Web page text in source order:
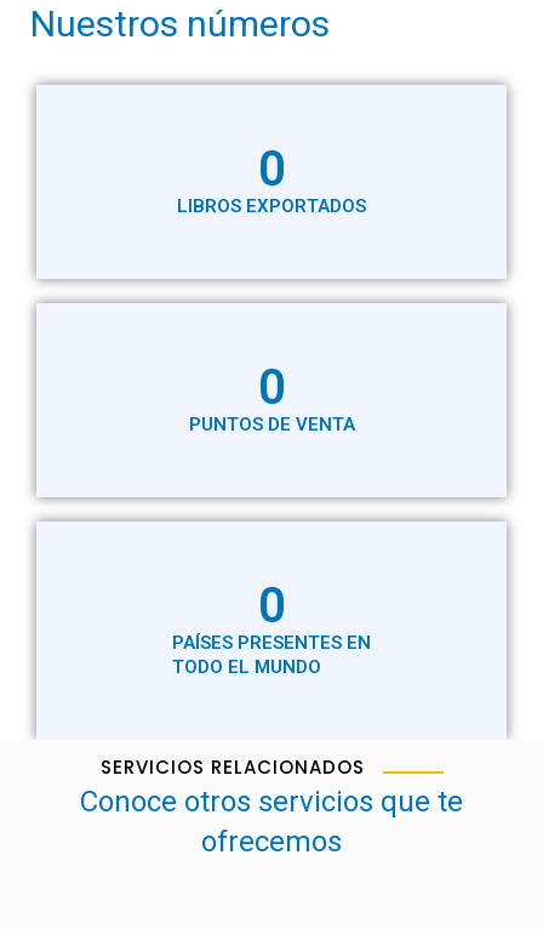
Nuestros números
LIBROS EXPORTADOS
0
PUNTOS DE VENTA
0
PAÍSES PRESENTES EN
TODO EL MUNDO
0
SERVICIOS RELACIONADOS
Conoce otros servicios que te
ofrecemos